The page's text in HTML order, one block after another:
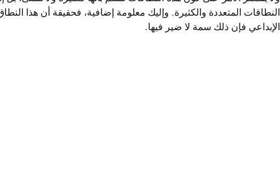
النطاقات المتعددة والكثيرة. وإليك معلومة إضافية، فحقيقة أن هذا
الإبداعي فإن ذلك سمة لا ضير فيها.